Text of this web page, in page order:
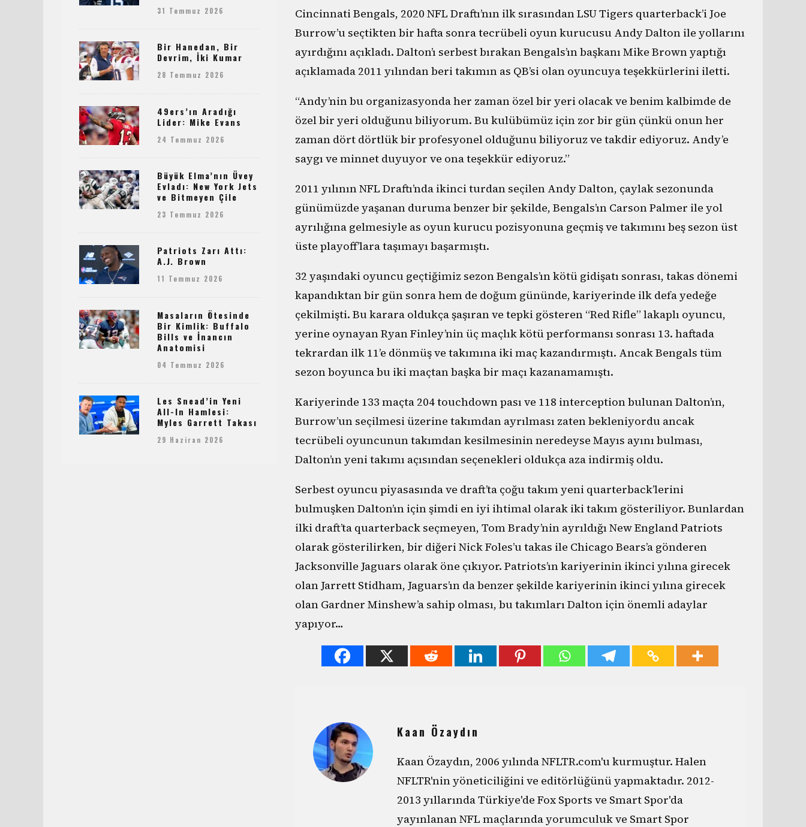
Cincinnati Bengals, 2020 NFL Draftı’nın ilk sırasından LSU Tigers quarterback’i Joe
Burrow’u seçtikten bir hafta sonra tecrübeli oyun kurucusu Andy Dalton ile yollarını
ayırdığını açıkladı. Dalton’ı serbest bırakan Bengals’ın başkanı Mike Brown yaptığı
açıklamada 2011 yılından beri takımın as QB’si olan oyuncuya teşekkürlerini iletti.
“Andy’nin bu organizasyonda her zaman özel bir yeri olacak ve benim kalbimde de
özel bir yeri olduğunu biliyorum. Bu kulübümüz için zor bir gün çünkü onun her
zaman dört dörtlük bir profesyonel olduğunu biliyoruz ve takdir ediyoruz. Andy’e
saygı ve minnet duyuyor ve ona teşekkür ediyoruz.”
2011 yılının NFL Draftı’nda ikinci turdan seçilen Andy Dalton, çaylak sezonunda
günümüzde yaşanan duruma benzer bir şekilde, Bengals’ın Carson Palmer ile yol
ayrılığına gelmesiyle as oyun kurucu pozisyonuna geçmiş ve takımını beş sezon üst
üste playoff’lara taşımayı başarmıştı.
32 yaşındaki oyuncu geçtiğimiz sezon Bengals’ın kötü gidişatı sonrası, takas dönemi
kapandıktan bir gün sonra hem de doğum gününde, kariyerinde ilk defa yedeğe
çekilmişti. Bu karara oldukça şaşıran ve tepki gösteren “Red Rifle” lakaplı oyuncu,
yerine oynayan Ryan Finley’nin üç maçlık kötü performansı sonrası 13. haftada
tekrardan ilk 11’e dönmüş ve takımına iki maç kazandırmıştı. Ancak Bengals tüm
sezon boyunca bu iki maçtan başka bir maçı kazanamamıştı.
Kariyerinde 133 maçta 204 touchdown pası ve 118 interception bulunan Dalton’ın,
Burrow’un seçilmesi üzerine takımdan ayrılması zaten bekleniyordu ancak
tecrübeli oyuncunun takımdan kesilmesinin neredeyse Mayıs ayını bulması,
Dalton’ın yeni takımı açısından seçenekleri oldukça aza indirmiş oldu.
Serbest oyuncu piyasasında ve draft’ta çoğu takım yeni quarterback’lerini
bulmuşken Dalton’ın için şimdi en iyi ihtimal olarak iki takım gösteriliyor. Bunlardan
ilki draft’ta quarterback seçmeyen, Tom Brady’nin ayrıldığı New England Patriots
olarak gösterilirken, bir diğeri Nick Foles’u takas ile Chicago Bears’a gönderen
Jacksonville Jaguars olarak öne çıkıyor. Patriots’ın kariyerinin ikinci yılına girecek
olan Jarrett Stidham, Jaguars’ın da benzer şekilde kariyerinin ikinci yılına girecek
olan Gardner Minshew’a sahip olması, bu takımları Dalton için önemli adaylar
yapıyor…
Kaan Özaydın
Kaan Özaydın, 2006 yılında NFLTR.com'u kurmuştur. Halen
NFLTR'nin yöneticiliğini ve editörlüğünü yapmaktadır. 2012-
2013 yıllarında Türkiye'de Fox Sports ve Smart Spor'da
yayınlanan NFL maçlarında yorumculuk ve Smart Spor
31 Temmuz 2026
Bir Hanedan, Bir
Devrim, İki Kumar
28 Temmuz 2026
49ers’ın Aradığı
Lider: Mike Evans
24 Temmuz 2026
Büyük Elma’nın Üvey
Evladı: New York Jets
ve Bitmeyen Çile
23 Temmuz 2026
Patriots Zarı Attı:
A.J. Brown
11 Temmuz 2026
Masaların Ötesinde
Bir Kimlik: Buffalo
Bills ve İnancın
Anatomisi
04 Temmuz 2026
Les Snead’in Yeni
All-In Hamlesi:
Myles Garrett Takası
29 Haziran 2026